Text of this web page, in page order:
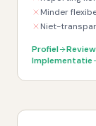
Minder
Niet-
Profiel
Review
Implementatie